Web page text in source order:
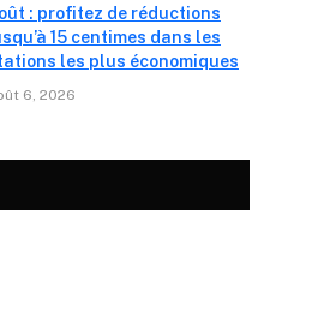
: profitez de réductions
15 centimes dans les
les plus économiques
6, 2026